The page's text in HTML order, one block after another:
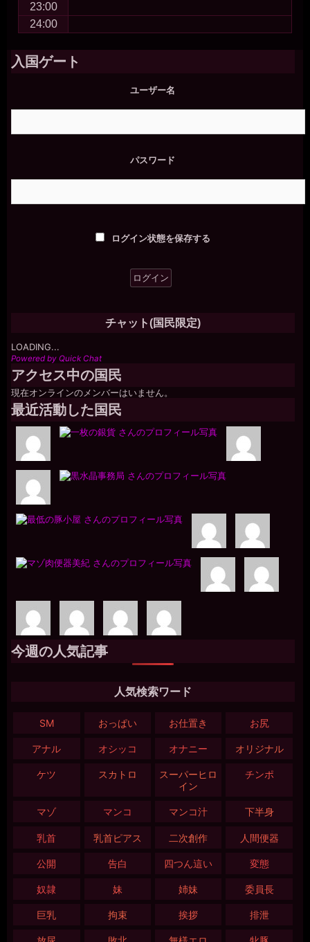
23:00
24:00
入国ゲート
ユーザー名
パスワード
ログイン状態を保存する
チャット(国民限定)
LOADING...
Powered by Quick Chat
アクセス中の国民
現在オンラインのメンバーはいません。
最近活動した国民
今週の人気記事
人気検索ワード
SM おっぱい お仕置き お尻
アナル オシッコ オナニー オリジナル
ケツ スカトロ
スーパーヒロ
イン
チンポ
マゾ マンコ マンコ汁 下半身
乳首 乳首ピアス 二次創作 人間便器
公開 告白 四つん這い 変態
奴隷 妹 姉妹 委員長
巨乳 拘束 挨拶 排泄